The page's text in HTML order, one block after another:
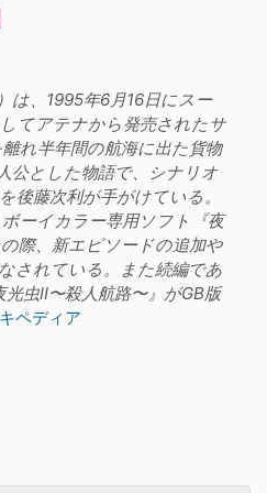
は、1995年6月16日にスー
てアテナから発売されたサ
れ半年間の航海に出た貨物
公とした物語で、シナリオ
後藤次利が手がけている。
ーイカラー専用ソフト『夜
際、新エピソードの追加や
されている。また続編であ
虫II〜殺人航路〜』がGB版
ペディア